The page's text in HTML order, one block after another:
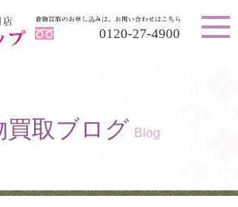
0120-27-4900
買取ブログ Blog